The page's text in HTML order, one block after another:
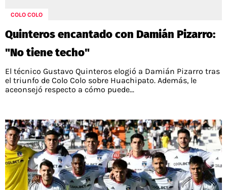
COLO COLO
Quinteros encantado con Damián Pizarro:
"No tiene techo"
El técnico Gustavo Quinteros elogió a Damián Pizarro tras
el triunfo de Colo Colo sobre Huachipato. Además, le
aceonsejó respecto a cómo puede...